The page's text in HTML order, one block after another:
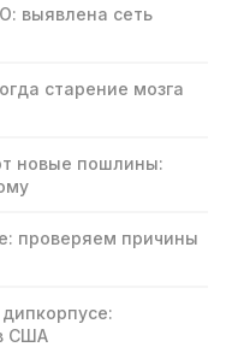
выявлена сеть
старение мозга
новые пошлины:
проверяем причины
США